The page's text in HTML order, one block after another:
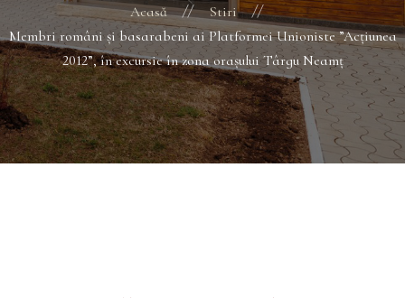
Acasă
Stiri
Membri români și basarabeni ai Platformei Unioniste ”Acțiunea
2012”, în excursie în zona orașului Târgu Neamț